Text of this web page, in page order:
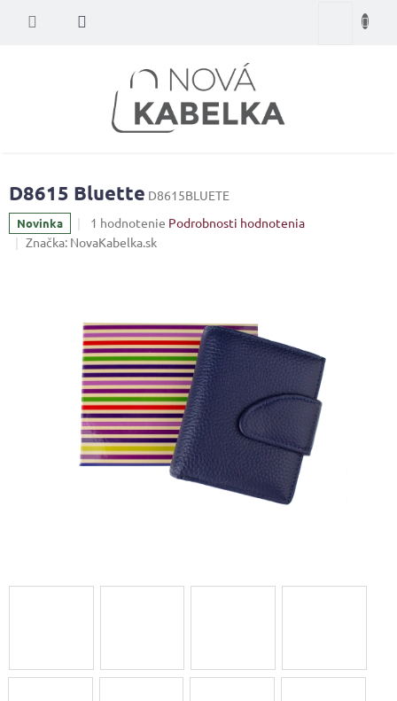
Nákupný
D8615 Bluette D8615BLUETE
Novinka
Priemerné
hodnotenie
5
hviezdičiek.
1 hodnotenie Podrobnosti hodnotenia
Značka: NovaKabelka.sk